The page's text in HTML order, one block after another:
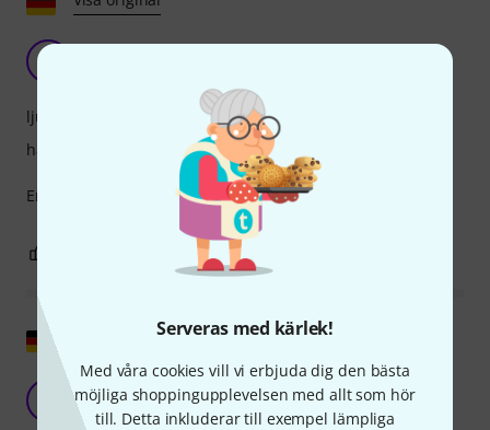
Serveras med kärlek!
Med våra cookies vill vi erbjuda dig den bästa
möjliga shoppingupplevelsen med allt som hör
till. Detta inkluderar till exempel lämpliga
7B
En toppprodukt och bra pris
ljud
hantverkskvalitet
ANMÄL RECENSION
Visa original
konsertklockspel
Saxophonsound 18.01.2024